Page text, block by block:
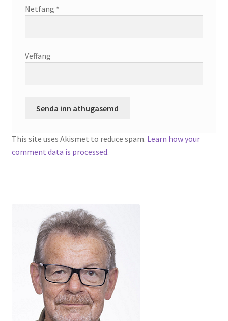
Netfang *
Veffang
This site uses Akismet to reduce spam. Learn how your
comment data is processed.